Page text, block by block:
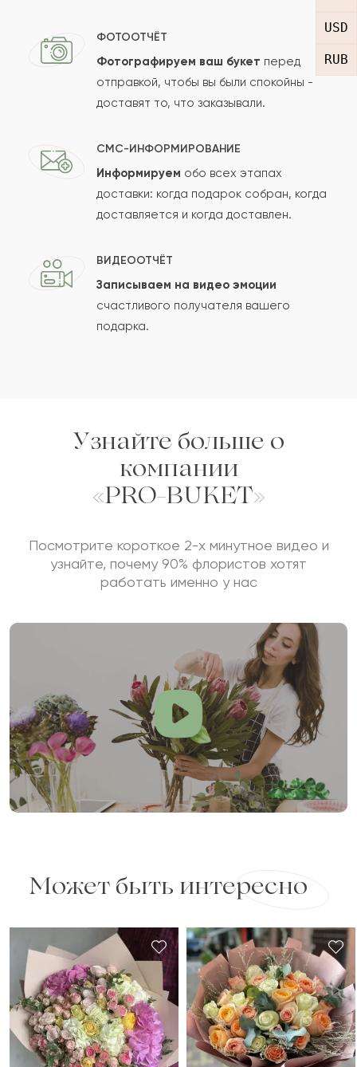
USD
RUB
Отзыв
Сколько будет
Отзыв будет опубликован после проверки.
Проверяем на спам.
ФОТООТЧЁТ
Фотографируем ваш букет перед
отправкой, чтобы вы были спокойны -
доставят то, что заказывали.
СМС-ИНФОРМИРОВАНИЕ
Информируем обо всех этапах
доставки: когда подарок собран, когда
доставляется и когда доставлен.
ВИДЕООТЧЁТ
Записываем на видео эмоции
счастливого получателя вашего
подарка.
Узнайте больше о
компании
«PRO-BUKET»
Посмотрите короткое 2-х минутное видео и
узнайте, почему 90% флористов хотят
работать именно у нас
Может быть интересно